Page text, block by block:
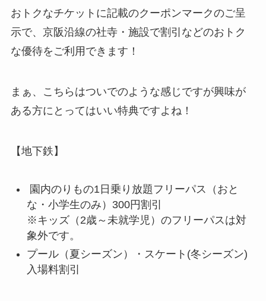
おトクなチケットに記載のクーポンマークのご呈
示で、京阪沿線の社寺・施設で割引などのおトク
な優待をご利用できます！
まぁ、こちらはついでのような感じですが興味が
ある方にとってはいい特典ですよね！
【地下鉄】
園内のりもの1日乗り放題フリーパス（おと
な・小学生のみ）300円割引
※キッズ（2歳～未就学児）のフリーパスは対
象外です。
プール（夏シーズン）・スケート(冬シーズン)
入場料割引